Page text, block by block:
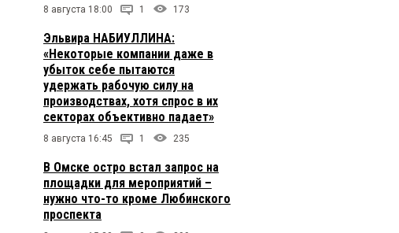
8 августа 18:00 1 173
Эльвира НАБИУЛЛИНА:
«Некоторые компании даже в
убыток себе пытаются
удержать рабочую силу на
производствах, хотя спрос в их
секторах объективно падает»
8 августа 16:45 1 235
В Омске остро встал запрос на
площадки для мероприятий –
нужно что-то кроме Любинского
проспекта